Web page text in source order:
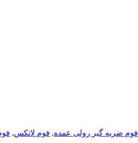
فوم ضربه گیر رولی عمده, فوم لاتکس,